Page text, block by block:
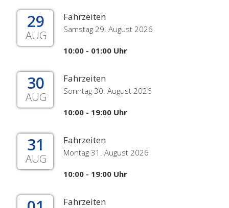
29
AUG
Fahrzeiten
Samstag 29. August 2026
10:00 - 01:00 Uhr
30
AUG
Fahrzeiten
Sonntag 30. August 2026
10:00 - 19:00 Uhr
31
AUG
Fahrzeiten
Montag 31. August 2026
10:00 - 19:00 Uhr
Fahrzeiten